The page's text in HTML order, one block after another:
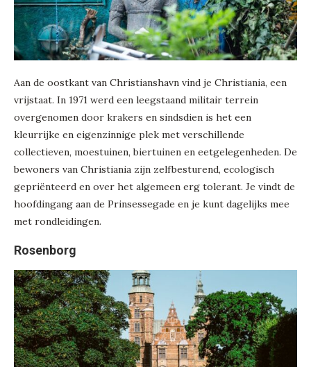
Aan de oostkant van Christianshavn vind je Christiania, een
vrijstaat. In 1971 werd een leegstaand militair terrein
overgenomen door krakers en sindsdien is het een
kleurrijke en eigenzinnige plek met verschillende
collectieven, moestuinen, biertuinen en eetgelegenheden. De
bewoners van Christiania zijn zelfbesturend, ecologisch
gepriënteerd en over het algemeen erg tolerant. Je vindt de
hoofdingang aan de Prinsessegade en je kunt dagelijks mee
met rondleidingen.
Rosenborg